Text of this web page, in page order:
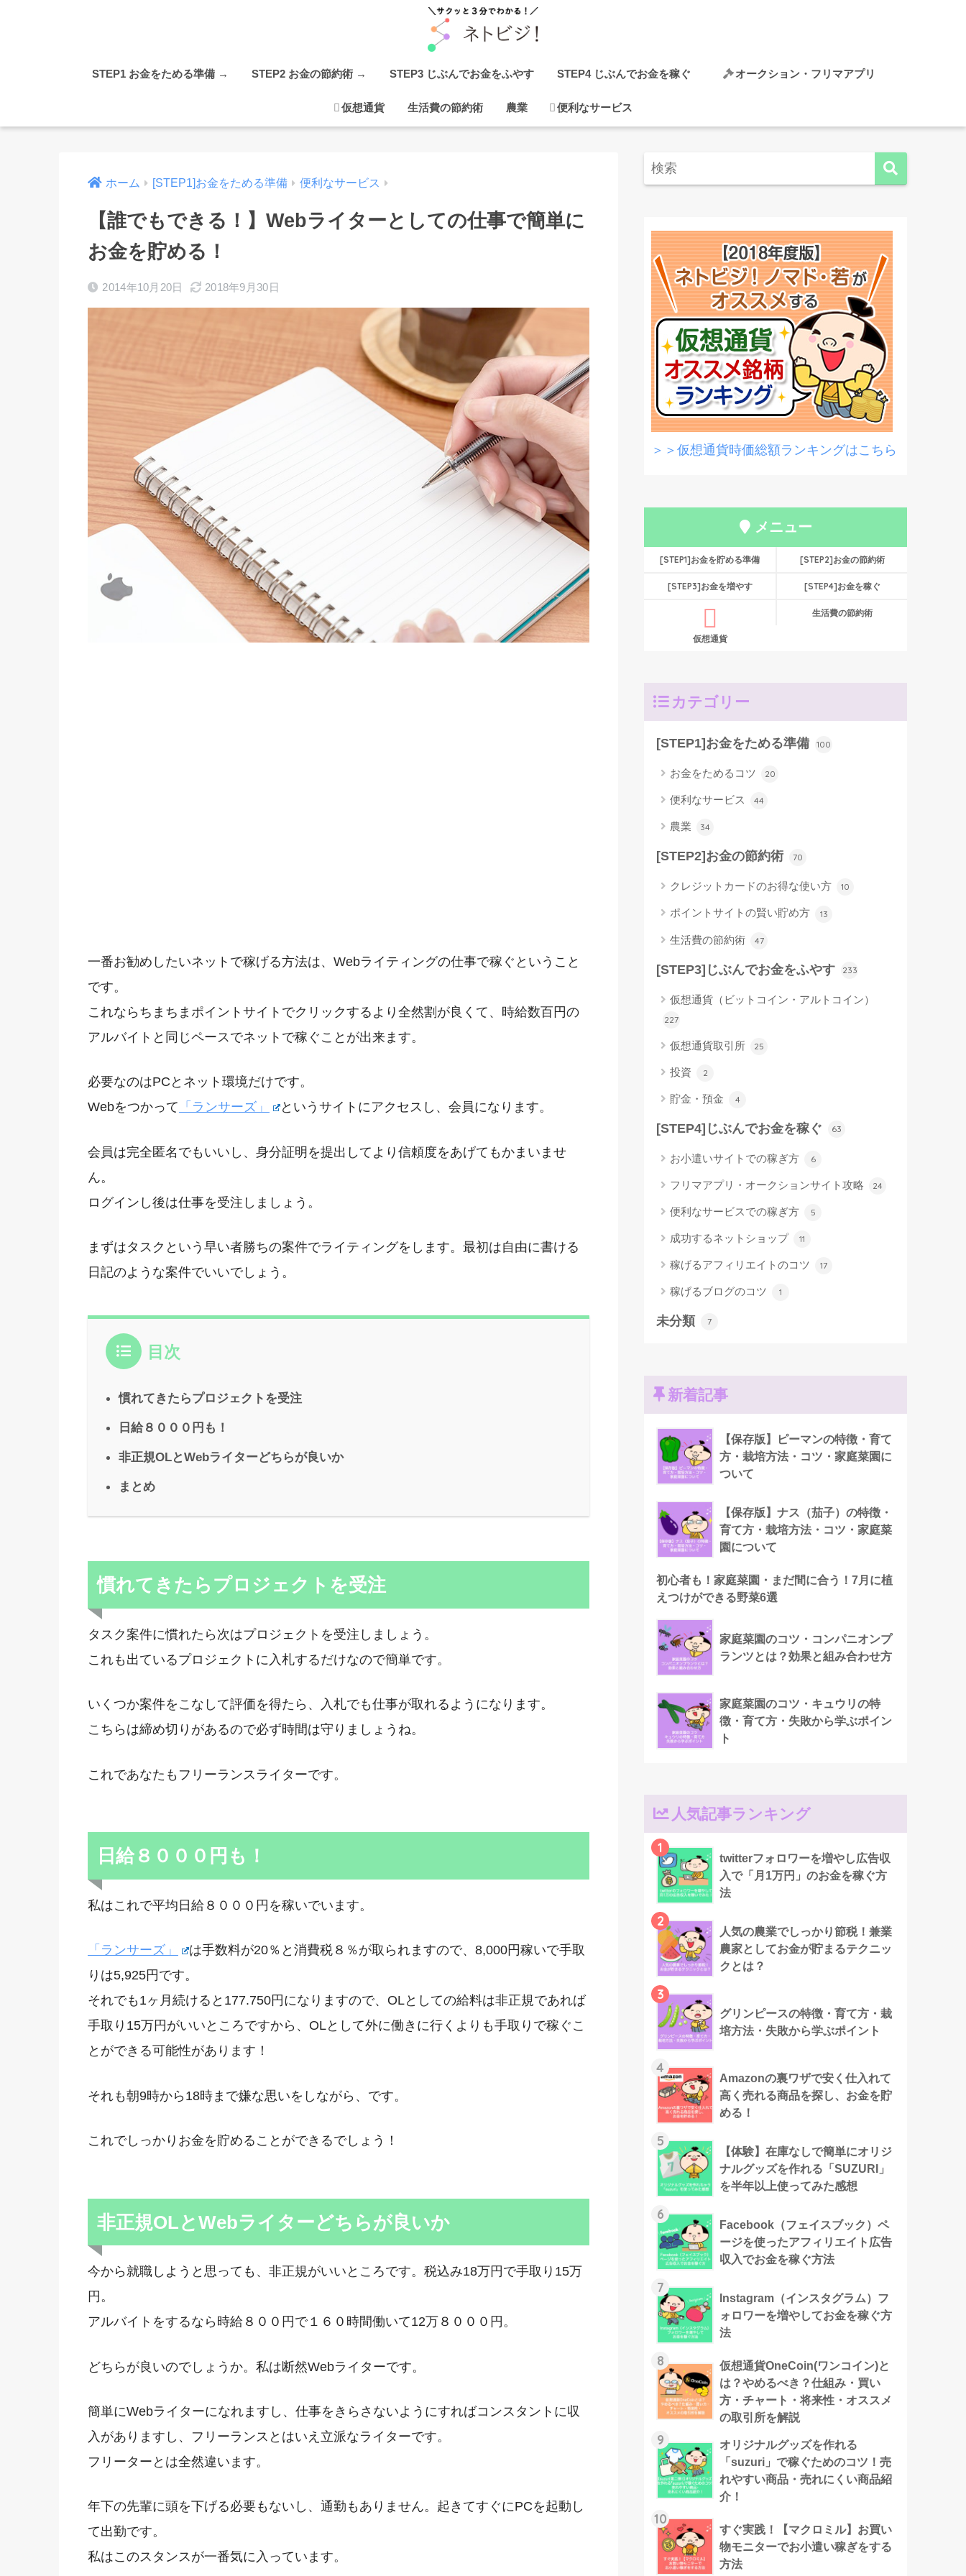
STEP1 お金をためる準備 → STEP2 お金の節約術 → STEP3 じぶんでお金をふやす STEP4 じぶんでお金を稼ぐ オークション・フリマアプリ
仮想通貨 生活費の節約術 農業 便利なサービス
ホーム [STEP1]お金をためる準備 便利なサービス
【誰でもできる！】Webライターとしての仕事で簡単に
お金を貯める！
2014年10月20日 2018年9月30日
一番お勧めしたいネットで稼げる方法は、Webライティングの仕事で稼ぐということ
です。
これならちまちまポイントサイトでクリックするより全然割が良くて、時給数百円の
アルバイトと同じペースでネットで稼ぐことが出来ます。
必要なのはPCとネット環境だけです。
Webをつかって 「ランサーズ」 というサイトにアクセスし、会員になります。
会員は完全匿名でもいいし、身分証明を提出してより信頼度をあげてもかまいませ
ん。
ログインし後は仕事を受注しましょう。
まずはタスクという早い者勝ちの案件でライティングをします。最初は自由に書ける
日記のような案件でいいでしょう。
目次
慣れてきたらプロジェクトを受注
日給８０００円も！
非正規OLとWebライターどちらが良いか
まとめ
慣れてきたらプロジェクトを受注
タスク案件に慣れたら次はプロジェクトを受注しましょう。
これも出ているプロジェクトに入札するだけなので簡単です。
いくつか案件をこなして評価を得たら、入札でも仕事が取れるようになります。
こちらは締め切りがあるので必ず時間は守りましょうね。
これであなたもフリーランスライターです。
日給８０００円も！
私はこれで平均日給８０００円を稼いでいます。
「ランサーズ」
は手数料が20％と消費税８％が取られますので、8,000円稼いで手取
りは5,925円です。
それでも1ヶ月続けると177.750円になりますので、OLとしての給料は非正規であれば
手取り15万円がいいところですから、OLとして外に働きに行くよりも手取りで稼ぐこ
とができる可能性があります！
それも朝9時から18時まで嫌な思いをしながら、です。
これでしっかりお金を貯めることができるでしょう！
非正規OLとWebライターどちらが良いか
今から就職しようと思っても、非正規がいいところです。税込み18万円で手取り15万
円。
アルバイトをするなら時給８００円で１６０時間働いて12万８０００円。
どちらが良いのでしょうか。私は断然Webライターです。
簡単にWebライターになれますし、仕事をきらさないようにすればコンスタントに収
入がありますし、フリーランスとはいえ立派なライターです。
フリーターとは全然違います。
年下の先輩に頭を下げる必要もないし、通勤もありません。起きてすぐにPCを起動し
て出勤です。
私はこのスタンスが一番気に入っています。
＞＞仮想通貨時価総額ランキングはこちら
メニュー
[STEP1]お金を貯める準備 [STEP2]お金の節約術
[STEP3]お金を増やす [STEP4]お金を稼ぐ
仮想通貨
生活費の節約術
カテゴリー
[STEP1]お金をためる準備 100
お金をためるコツ 20
便利なサービス 44
農業 34
[STEP2]お金の節約術 70
クレジットカードのお得な使い方 10
ポイントサイトの賢い貯め方 13
生活費の節約術 47
[STEP3]じぶんでお金をふやす 233
仮想通貨（ビットコイン・アルトコイン）
227
仮想通貨取引所 25
投資 2
貯金・預金 4
[STEP4]じぶんでお金を稼ぐ 63
お小遣いサイトでの稼ぎ方 6
フリマアプリ・オークションサイト攻略 24
便利なサービスでの稼ぎ方 5
成功するネットショップ 11
稼げるアフィリエイトのコツ 17
稼げるブログのコツ 1
未分類 7
新着記事
【保存版】ピーマンの特徴・育て
方・栽培方法・コツ・家庭菜園に
ついて
【保存版】ナス（茄子）の特徴・
育て方・栽培方法・コツ・家庭菜
園について
初心者も！家庭菜園・まだ間に合う！7月に植
えつけができる野菜6選
家庭菜園のコツ・コンパニオンプ
ランツとは？効果と組み合わせ方
家庭菜園のコツ・キュウリの特
徴・育て方・失敗から学ぶポイン
ト
人気記事ランキング
1
twitterフォロワーを増やし広告収
入で「月1万円」のお金を稼ぐ方
法
2
人気の農業でしっかり節税！兼業
農家としてお金が貯まるテクニッ
クとは？
3
グリンピースの特徴・育て方・栽
培方法・失敗から学ぶポイント
4
Amazonの裏ワザで安く仕入れて
高く売れる商品を探し、お金を貯
める！
5
【体験】在庫なしで簡単にオリジ
ナルグッズを作れる「SUZURI」
を半年以上使ってみた感想
6
Facebook（フェイスブック）ペ
ージを使ったアフィリエイト広告
収入でお金を稼ぐ方法
7
Instagram（インスタグラム）フ
ォロワーを増やしてお金を稼ぐ方
法
8
仮想通貨OneCoin(ワンコイン)と
は？やめるべき？仕組み・買い
方・チャート・将来性・オススメ
の取引所を解説
9
オリジナルグッズを作れる
「suzuri」で稼ぐためのコツ！売
れやすい商品・売れにくい商品紹
介！
10
すぐ実践！【マクロミル】お買い
物モニターでお小遣い稼ぎをする
方法